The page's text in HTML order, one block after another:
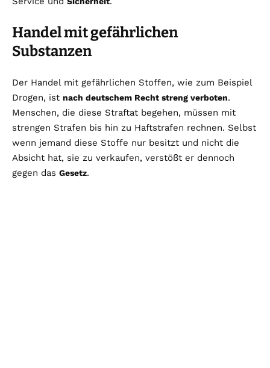
Handel mit gefährlichen
Substanzen
Der Handel mit gefährlichen Stoffen, wie zum Beispiel
Drogen, ist nach deutschem Recht streng verboten.
Menschen, die diese Straftat begehen, müssen mit
strengen Strafen bis hin zu Haftstrafen rechnen. Selbst
wenn jemand diese Stoffe nur besitzt und nicht die
Absicht hat, sie zu verkaufen, verstößt er dennoch
gegen das Gesetz.